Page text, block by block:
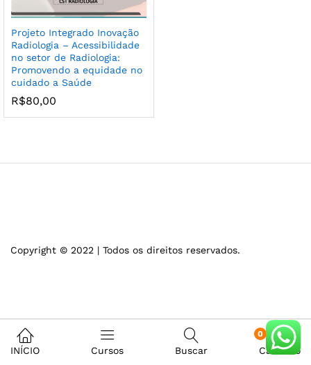
Projeto Integrado Inovação
Radiologia – Acessibilidade
no setor de Radiologia:
Promovendo a equidade no
cuidado a Saúde
R$80,00
Copyright © 2022 | Todos os direitos reservados.
INÍCIO Cursos Buscar
0
Carrinho